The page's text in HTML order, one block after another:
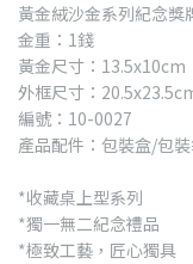
黃金絨沙金系列紀念獎
金重：1錢
黃金尺寸：13.5x10cm
外框尺寸：
編號：10-0027
產品配件：包裝盒/包
*收藏桌上型系列
*獨一無二紀念禮品
*極致工藝，匠心獨具